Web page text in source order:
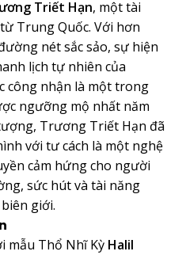
Triết Hạn, một tài
Trung Quốc. Với hơn
nét sắc sảo, sự hiện
lịch tự nhiên của
công nhận là một trong
ngưỡng mộ nhất năm
Trương Triết Hạn đã
với tư cách là một nghệ
cảm hứng cho người
sức hút và tài năng
giới.
mẫu Thổ Nhĩ Kỳ Halil